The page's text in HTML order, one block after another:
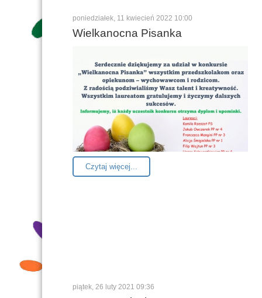
poniedziałek, 11 kwiecień 2022 10:00
Wielkanocna Pisanka
Czytaj więcej...
piątek, 26 luty 2021 09:36